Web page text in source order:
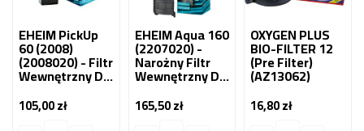
EHEIM PickUp
60 (2008)
(2008020) - Filtr
Wewnętrzny Do
Akwarium Max.
60l
105,00 złCena
EHEIM Aqua 160
(2207020) -
Narożny Filtr
Wewnętrzny Do
Małych I
Średnich
Akwariów.
165,50 złCena
OXYGEN PLUS
BIO-FILTER 12
(pre Filter)
(AZ13062)
16,80 złCena